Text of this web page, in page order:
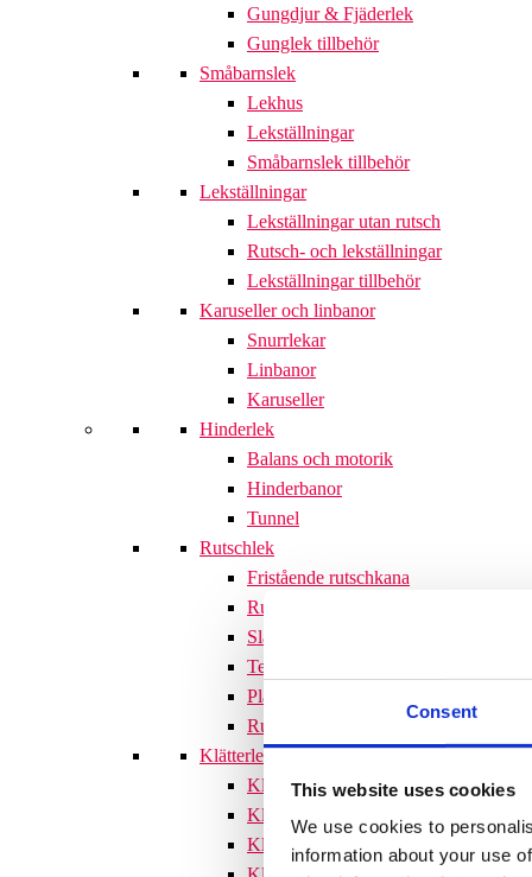
Consent
This website uses cookies
We use cookies to
information about your use
Gungdjur & Fjäderlek
Gunglek tillbehör
Småbarnslek
Lekhus
Lekställningar
Småbarnslek tillbehör
Lekställningar
Lekställningar utan rutsch
Rutsch- och lekställningar
Lekställningar tillbehör
Karuseller och linbanor
Snurrlekar
Linbanor
Karuseller
Hinderlek
Balans och motorik
Hinderbanor
Tunnel
Rutschlek
Fristående rutschkana
Rutschkanor till lekställningar
Släntrutschkana
Terrängtrappor
Plattformar
Rutschlek tillbehör
Klätterlek
Klätterställningar
Klätterställning med rutschkana
Klätternät